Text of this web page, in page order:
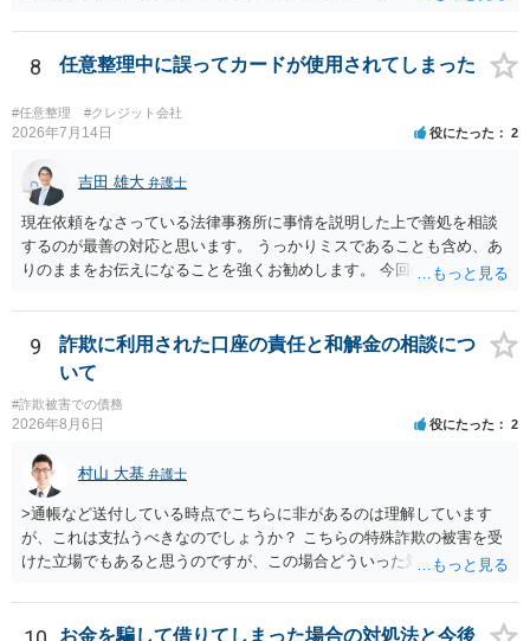
はそもそも事案を把握できていないようですので、御相談の案件につ
いては弁護士として能力不足なのかもしれません。相手にしない方が
良いと思います。ただ、仮想通貨詐欺の被害回復は現実的には難しい
かもしれません。
8 任意整理中に誤ってカードが使用されてしまった
#任意整理 #クレジット会社
2026年7月14日 役にたった 2
吉田 雄大 弁護士
現在依頼をなさっている法律事務所に事情を説明した上で善処を相談
するのが最善の対応と思います。 うっかりミスであることも含め、あ
りのままをお伝えになることを強くお勧めします。 今回のできごとだ
早ければ早いほどいいのは間違いありません。 ご健闘をお祈りいたし
ます。
9
詐欺に利用された口座の責任と和解金の相談につ
いて
#詐欺被害での債務
2026年8月6日 役にたった 2
村山 大基 弁護士
>通帳など送付している時点でこちらに非があるのは理解しています
が、これは支払うべきなのでしょうか？ こちらの特殊詐欺の被害を受
けた立場でもあると思うのですが、この場合どういった対処が必要で
がいいとは思います。 そもそも、特殊詐欺関係なく旦那さんの行為
は法に触れる可能性もあります。 ＞100万を支払わず穏便に和解する
お金を騙して借りてしまった場合の対処法と今後